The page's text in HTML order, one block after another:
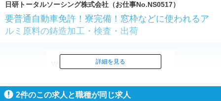
日研トータルソーシング株式会社（お仕事No.NS0517）
要普通自動車免許！寮完備！窓枠などに使われるア
ルミ原料の鋳造加工・検査・出荷
WEB/来場どちらでも新規面談で
詳細を見る
2件のこの求人と職種が同じ求人